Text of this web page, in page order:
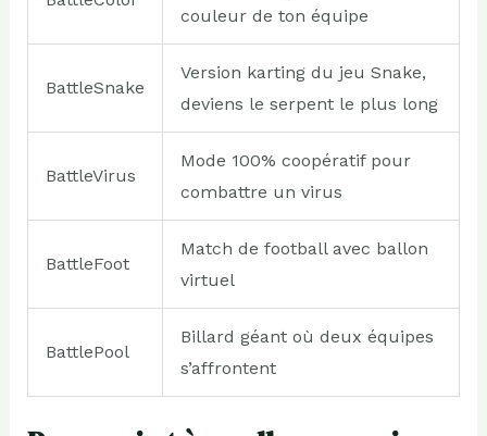
couleur de ton équipe
BattleSnake
Version karting du jeu Snake,
deviens le serpent le plus long
BattleVirus
Mode 100% coopératif pour
combattre un virus
BattleFoot
Match de football avec ballon
virtuel
BattlePool
Billard géant où deux équipes
s’affrontent